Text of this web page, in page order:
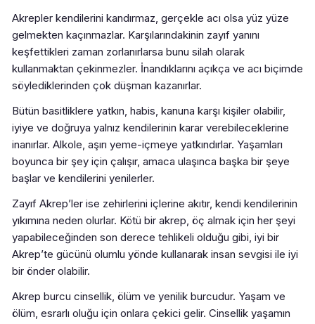
Akrepler kendilerini kandırmaz, gerçekle acı olsa yüz yüze
gelmekten kaçınmazlar. Karşılarındakinin zayıf yanını
keşfettikleri zaman zorlanırlarsa bunu silah olarak
kullanmaktan çekinmezler. İnandıklarını açıkça ve acı biçimde
söylediklerinden çok düşman kazanırlar.
Bütün basitliklere yatkın, habis, kanuna karşı kişiler olabilir,
iyiye ve doğruya yalnız kendilerinin karar verebileceklerine
inanırlar. Alkole, aşırı yeme-içmeye yatkındırlar. Yaşamları
boyunca bir şey için çalışır, amaca ulaşınca başka bir şeye
başlar ve kendilerini yenilerler.
Zayıf Akrep’ler ise zehirlerini içlerine akıtır, kendi kendilerinin
yıkımına neden olurlar. Kötü bir akrep, öç almak için her şeyi
yapabileceğinden son derece tehlikeli olduğu gibi, iyi bir
Akrep’te gücünü olumlu yönde kullanarak insan sevgisi ile iyi
bir önder olabilir.
Akrep burcu cinsellik, ölüm ve yenilik burcudur. Yaşam ve
ölüm, esrarlı oluğu için onlara çekici gelir. Cinsellik yaşamın